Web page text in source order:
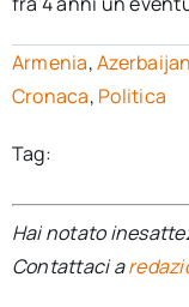
Armenia,Azerbaijan
Cronaca, Politica
Tag:
Hai notato
Contattaci a